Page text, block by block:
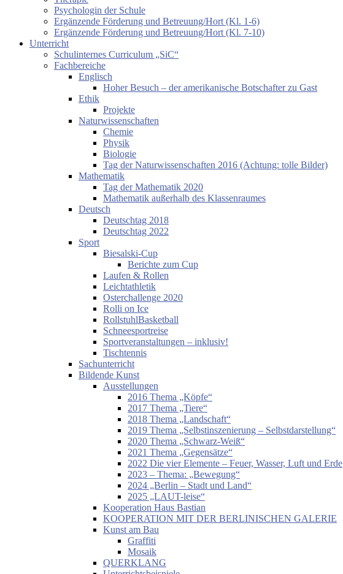
Psychologin der Schule
Ergänzende Förderung und Betreuung/Hort (Kl. 1-6)
Ergänzende Förderung und Betreuung/Hort (Kl. 7-10)
Unterricht
Schulinternes Curriculum „SiC“
Fachbereiche
Englisch
Hoher Besuch – der amerikanische Botschafter zu Gast
Ethik
Projekte
Naturwissenschaften
Chemie
Physik
Biologie
Tag der Naturwissenschaften 2016 (Achtung: tolle Bilder)
Mathematik
Tag der Mathematik 2020
Mathematik außerhalb des Klassenraumes
Deutsch
Deutschtag 2018
Deutschtag 2022
Sport
Biesalski-Cup
Berichte zum Cup
Laufen & Rollen
Leichtathletik
Osterchallenge 2020
Rolli on Ice
RollstuhlBasketball
Schneesportreise
Sportveranstaltungen – inklusiv!
Tischtennis
Sachunterricht
Bildende Kunst
Ausstellungen
2016 Thema „Köpfe“
2017 Thema „Tiere“
2018 Thema „Landschaft“
2019 Thema „Selbstinszenierung – Selbstdarstellung“
2020 Thema „Schwarz-Weiß“
2021 Thema „Gegensätze“
2022 Die vier Elemente – Feuer, Wasser, Luft und Erde
2023 – Thema: „Bewegung“
2024 „Berlin – Stadt und Land“
2025 „LAUT-leise“
Kooperation Haus Bastian
KOOPERATION MIT DER BERLINISCHEN GALERIE
Kunst am Bau
Graffiti
Mosaik
QUERKLANG